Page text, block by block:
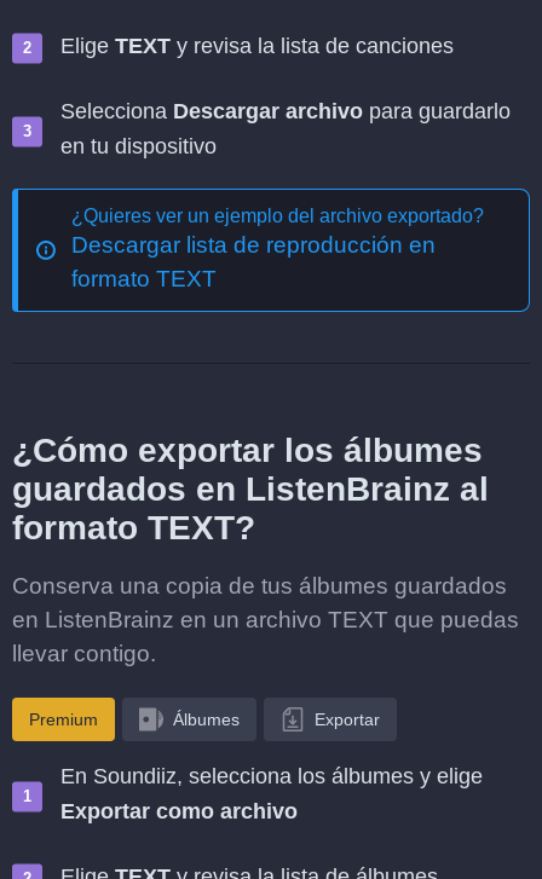
Elige TEXT y revisa la lista de canciones
Selecciona Descargar archivo para guardarlo
en tu dispositivo
¿Quieres ver un ejemplo del archivo exportado?
Descargar lista de reproducción en
formato TEXT
¿Cómo exportar los álbumes
guardados en ListenBrainz al
formato TEXT?
Conserva una copia de tus álbumes guardados
en ListenBrainz en un archivo TEXT que puedas
llevar contigo.
Premium Álbumes Exportar
En Soundiiz, selecciona los álbumes y elige
Exportar como archivo